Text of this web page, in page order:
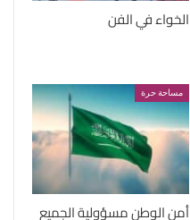
الخواء في الفن
مساحة حرة
أمن الوطن مسؤولية الجميع